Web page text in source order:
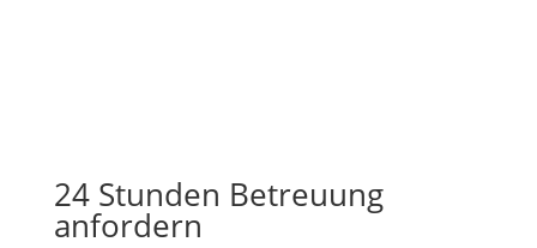
24 Stunden Betreuung
anfordern